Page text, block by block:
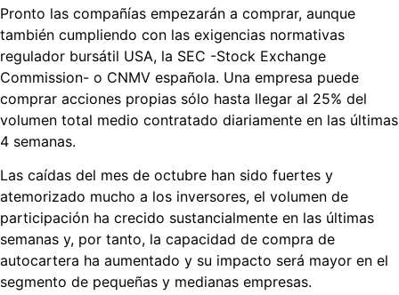
Pronto las compañías empezarán a comprar, aunque
también cumpliendo con las exigencias normativas
regulador bursátil USA, la SEC -Stock Exchange
Commission- o CNMV española. Una empresa puede
comprar acciones propias sólo hasta llegar al 25% del
volumen total medio contratado diariamente en las últimas
4 semanas.
Las caídas del mes de octubre han sido fuertes y
atemorizado mucho a los inversores, el volumen de
participación ha crecido sustancialmente en las últimas
semanas y, por tanto, la capacidad de compra de
autocartera ha aumentado y su impacto será mayor en el
segmento de pequeñas y medianas empresas.